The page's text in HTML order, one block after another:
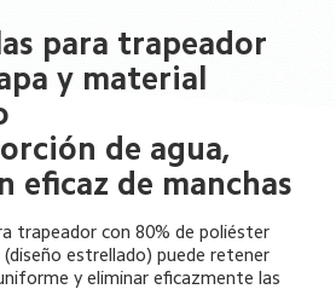
para trapeador
y material
de agua,
eficaz de manchas
trapeador con 80% de poliéster
(diseño estrellado) puede retener
y eliminar eficazmente las